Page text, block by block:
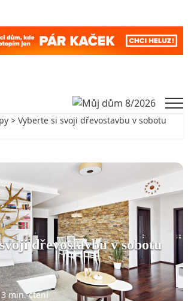
> Vyberte si svoji dřevostavbu v sobotu
dřevostavbu v sobotu
3 min. čtení